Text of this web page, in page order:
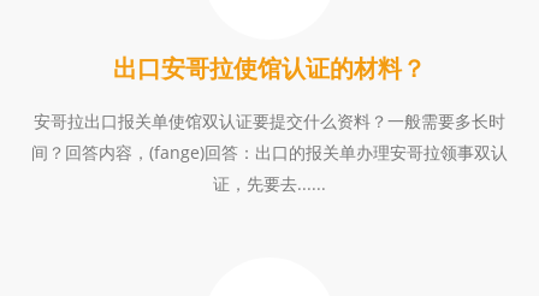
出口安哥拉使馆认证的材料？
安哥拉出口报关单使馆双认证要提交什么资料？一般需要多长时
间？回答内容，(fange)回答：出口的报关单办理安哥拉领事双认
证，先要去......